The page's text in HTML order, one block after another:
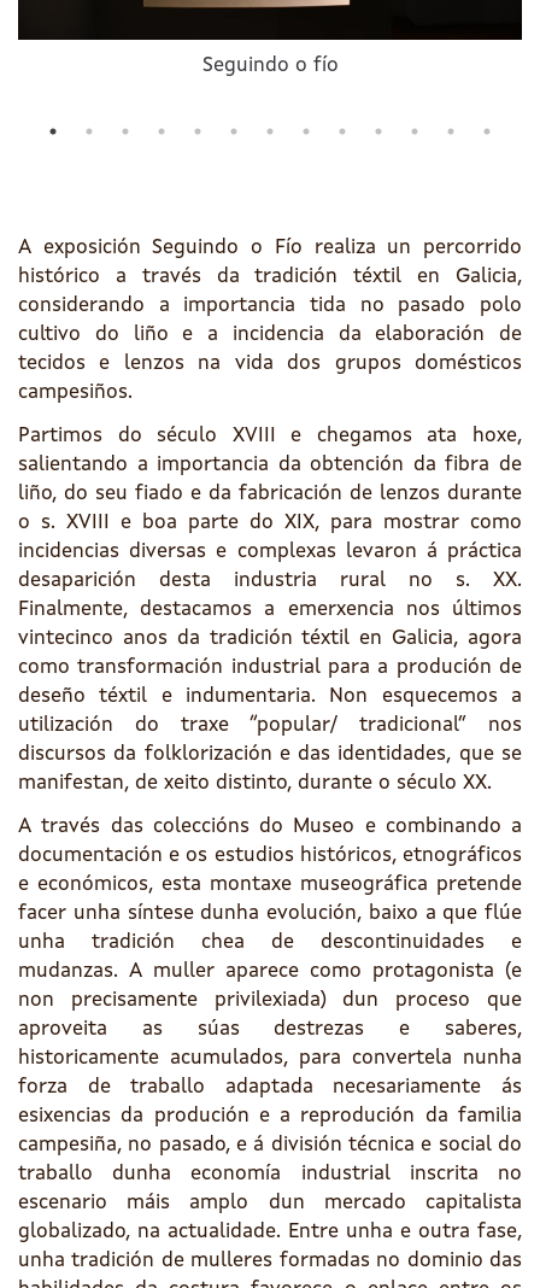
Seguindo o fío
A exposición Seguindo o Fío realiza un percorrido
histórico a través da tradición téxtil en Galicia,
considerando a importancia tida no pasado polo
cultivo do liño e a incidencia da elaboración de
tecidos e lenzos na vida dos grupos domésticos
campesiños.
Partimos do século XVIII e chegamos ata hoxe,
salientando a importancia da obtención da fibra de
liño, do seu fiado e da fabricación de lenzos durante
o s. XVIII e boa parte do XIX, para mostrar como
incidencias diversas e complexas levaron á práctica
desaparición desta industria rural no s. XX.
Finalmente, destacamos a emerxencia nos últimos
vintecinco anos da tradición téxtil en Galicia, agora
como transformación industrial para a produción de
deseño téxtil e indumentaria. Non esquecemos a
utilización do traxe “popular/ tradicional” nos
discursos da folklorización e das identidades, que se
manifestan, de xeito distinto, durante o século XX.
A través das coleccións do Museo e combinando a
documentación e os estudios históricos, etnográficos
e económicos, esta montaxe museográfica pretende
facer unha síntese dunha evolución, baixo a que flúe
unha tradición chea de descontinuidades e
mudanzas. A muller aparece como protagonista (e
non precisamente privilexiada) dun proceso que
aproveita as súas destrezas e saberes,
historicamente acumulados, para convertela nunha
forza de traballo adaptada necesariamente ás
esixencias da produción e a reprodución da familia
campesiña, no pasado, e á división técnica e social do
traballo dunha economía industrial inscrita no
escenario máis amplo dun mercado capitalista
globalizado, na actualidade. Entre unha e outra fase,
unha tradición de mulleres formadas no dominio das